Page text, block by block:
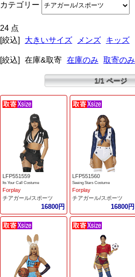
カテゴリー
24 点
[絞込]
大きいサイズ メンズ キッズ
[絞込] 在庫&取寄 在庫のみ 取寄のみ
1/1 ページ
LFP551559
Its Your Call Costume
Forplay
チアガール/スポーツ
16800円
LFP551560
Seeing Stars Costume
Forplay
チアガール/スポーツ
16800円